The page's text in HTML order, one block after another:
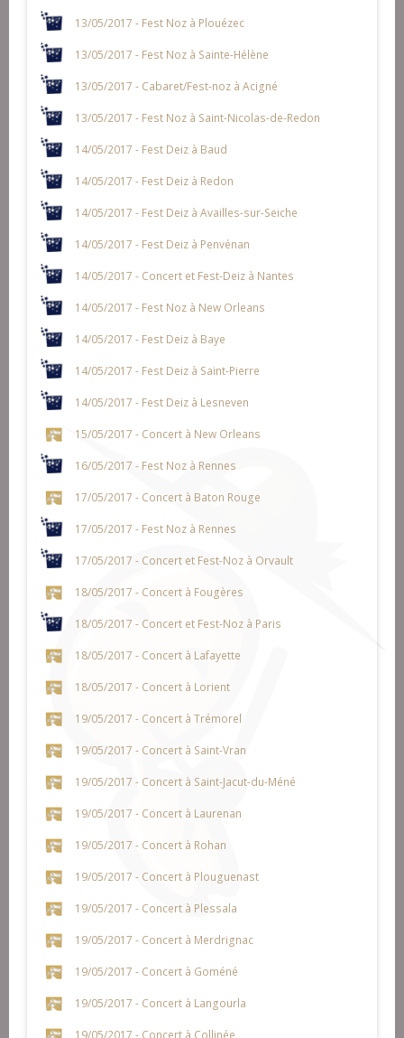
13/05/2017 - Fest Noz à Plouézec
13/05/2017 - Fest Noz à Sainte-Hélène
13/05/2017 - Cabaret/Fest-noz à Acigné
13/05/2017 - Fest Noz à Saint-Nicolas-de-Redon
14/05/2017 - Fest Deiz à Baud
14/05/2017 - Fest Deiz à Redon
14/05/2017 - Fest Deiz à Availles-sur-Seiche
14/05/2017 - Fest Deiz à Penvénan
14/05/2017 - Concert et Fest-Deiz à Nantes
14/05/2017 - Fest Noz à New Orleans
14/05/2017 - Fest Deiz à Baye
14/05/2017 - Fest Deiz à Saint-Pierre
14/05/2017 - Fest Deiz à Lesneven
15/05/2017 - Concert à New Orleans
16/05/2017 - Fest Noz à Rennes
17/05/2017 - Concert à Baton Rouge
17/05/2017 - Fest Noz à Rennes
17/05/2017 - Concert et Fest-Noz à Orvault
18/05/2017 - Concert à Fougères
18/05/2017 - Concert et Fest-Noz à Paris
18/05/2017 - Concert à Lafayette
18/05/2017 - Concert à Lorient
19/05/2017 - Concert à Trémorel
19/05/2017 - Concert à Saint-Vran
19/05/2017 - Concert à Saint-Jacut-du-Méné
19/05/2017 - Concert à Laurenan
19/05/2017 - Concert à Rohan
19/05/2017 - Concert à Plouguenast
19/05/2017 - Concert à Plessala
19/05/2017 - Concert à Merdrignac
19/05/2017 - Concert à Goméné
19/05/2017 - Concert à Langourla
19/05/2017 - Concert à Collinée